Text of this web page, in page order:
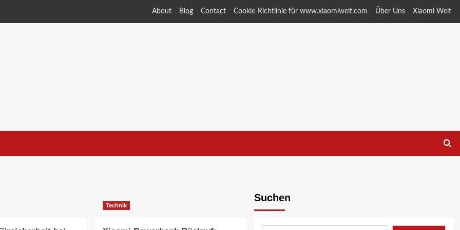
About Blog Contact Cookie-Richtlinie für www.xiaomiwelt.com Über Uns Xiaomi Welt
Technik
Suchen